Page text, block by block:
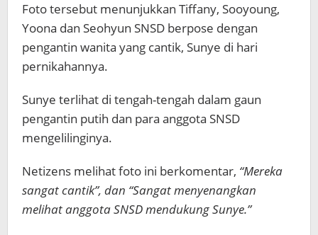
Foto tersebut menunjukkan Tiffany, Sooyoung,
Yoona dan Seohyun SNSD berpose dengan
pengantin wanita yang cantik, Sunye di hari
pernikahannya.
Sunye terlihat di tengah-tengah dalam gaun
pengantin putih dan para anggota SNSD
mengelilinginya.
Netizens melihat foto ini berkomentar, “Mereka
sangat cantik”, dan “Sangat menyenangkan
melihat anggota SNSD mendukung Sunye.”